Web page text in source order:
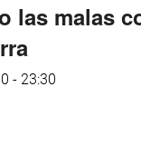
las malas
- 23:30